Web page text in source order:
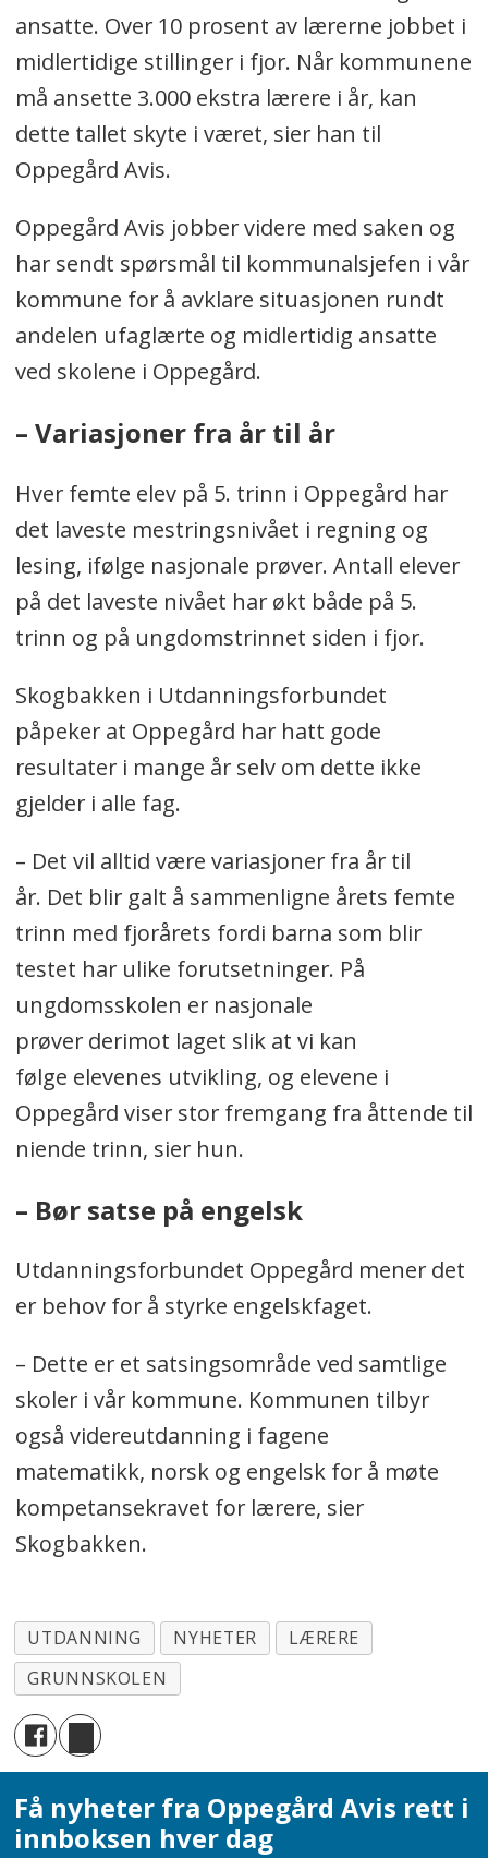
ansatte. Over 10 prosent av lærerne jobbet i
midlertidige stillinger i fjor. Når kommunene
må ansette 3.000 ekstra lærere i år, kan
dette tallet skyte i været, sier han til
Oppegård Avis.
Oppegård Avis jobber videre med saken og
har sendt spørsmål til kommunalsjefen i vår
kommune for å avklare situasjonen rundt
andelen ufaglærte og midlertidig ansatte
ved skolene i Oppegård.
– Variasjoner fra år til år
Hver femte elev på 5. trinn i Oppegård har
det laveste mestringsnivået i regning og
lesing, ifølge nasjonale prøver. Antall elever
på det laveste nivået har økt både på 5.
trinn og på ungdomstrinnet siden i fjor.
Skogbakken i Utdanningsforbundet
påpeker at Oppegård har hatt gode
resultater i mange år selv om dette ikke
gjelder i alle fag.
– Det vil alltid være variasjoner fra år til
år. Det blir galt å sammenligne årets femte
trinn med fjorårets fordi barna som blir
testet har ulike forutsetninger. På
ungdomsskolen er nasjonale
prøver derimot laget slik at vi kan
følge elevenes utvikling, og elevene i
Oppegård viser stor fremgang fra åttende til
niende trinn, sier hun.
– Bør satse på engelsk
Utdanningsforbundet Oppegård mener det
er behov for å styrke engelskfaget.
– Dette er et satsingsområde ved samtlige
skoler i vår kommune. Kommunen tilbyr
også videreutdanning i fagene
matematikk, norsk og engelsk for å møte
kompetansekravet for lærere, sier
Skogbakken.
UTDANNING NYHETER
LÆRERE
GRUNNSKOLEN
Få nyheter fra Oppegård Avis rett i
innboksen hver dag